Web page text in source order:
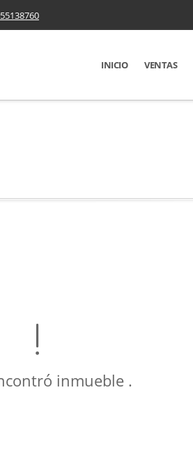
INICIO VENTAS
inmueble .